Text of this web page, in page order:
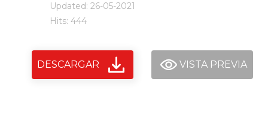
Updated: 26-05-2021
Hits: 444
DESCARGAR VISTA PREVIA